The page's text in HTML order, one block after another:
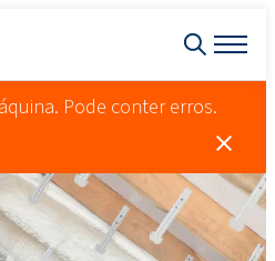
Pode conter erros.